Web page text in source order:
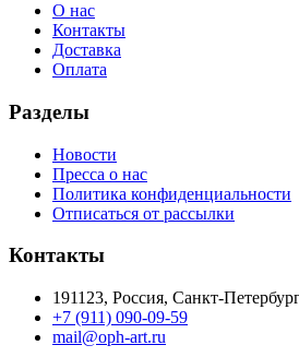
О нас
Контакты
Доставка
Оплата
Разделы
Новости
Пресса о нас
Политика конфиденциальности
Отписаться от рассылки
Контакты
191123, Россия, Санкт-
+7 (911) 090-09-59
mail@oph-art.ru